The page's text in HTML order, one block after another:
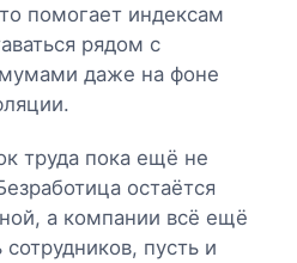
помогает индексам
рядом с
даже на фоне
труда пока ещё не
остаётся
а компании всё ещё
пусть и